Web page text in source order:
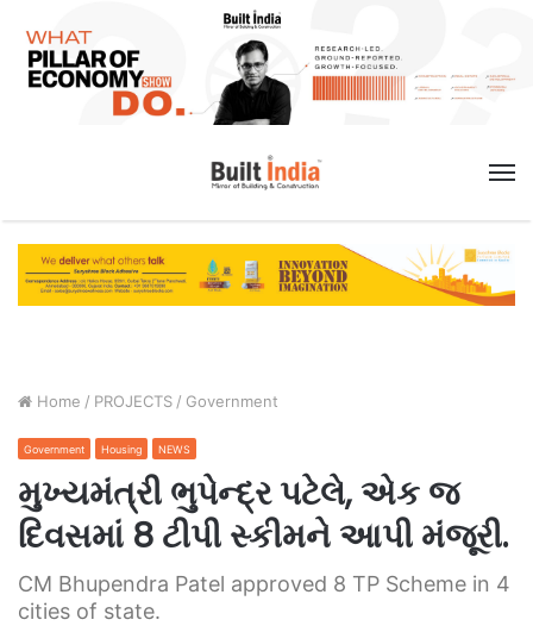
Home / PROJECTS / Government
Government Housing NEWS
મુખ્યમંત્રી ભુપેન્દ્ર પટેલે, એક જ
દિવસમાં 8 ટીપી સ્કીમને આપી મંજૂરી.
CM Bhupendra Patel approved 8 TP Scheme in 4
cities of state.